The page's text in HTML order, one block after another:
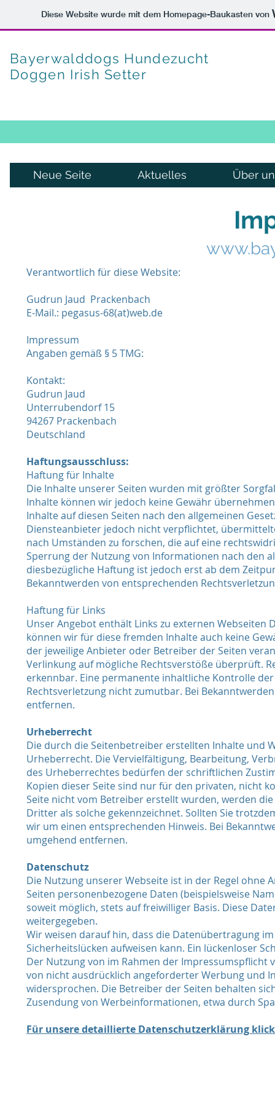
Diese Website wurde mit dem Homepage-Baukasten von
Bayerwalddogs Hundezucht
Doggen Irish Setter
Neue Seite Aktuelles Über
Verantwortlich für diese Website:
Gudrun Jaud Prackenbach
E-Mail.: pegasus-68(at)web.de
Impressum
Angaben gemäß § 5 TMG:
Kontakt:
Gudrun Jaud
Unterrubendorf 15
94267 Prackenbach
Deutschland
Haftungsausschluss:
Haftung für Inhalte
Die Inhalte unserer Seiten wurden mit größter
Inhalte können wir jedoch keine Gewähr
Inhalte auf diesen Seiten nach den allgemeinen
Diensteanbieter jedoch nicht verpflichtet,
nach Umständen zu forschen, die auf eine
Sperrung der Nutzung von Informationen nach den
diesbezügliche Haftung ist jedoch erst ab dem
Bekanntwerden von entsprechenden
Haftung für Links
Unser Angebot enthält Links zu externen
können wir für diese fremden Inhalte auch keine
der jeweilige Anbieter oder Betreiber der Seiten
Verlinkung auf mögliche Rechtsverstöße überprüft.
erkennbar. Eine permanente inhaltliche Kontrolle
Rechtsverletzung nicht zumutbar. Bei
entfernen.
Urheberrecht
Die durch die Seitenbetreiber erstellten Inhalte und
Urheberrecht. Die Vervielfältigung, Bearbeitung,
des Urheberrechtes bedürfen der schriftlichen
Kopien dieser Seite sind nur für den privaten, nicht
Seite nicht vom Betreiber erstellt wurden, werden
Dritter als solche gekennzeichnet. Sollten Sie
wir um einen entsprechenden Hinweis. Bei
umgehend entfernen.
Datenschutz
Die Nutzung unserer Webseite ist in der Regel ohne
Seiten personenbezogene Daten (beispielsweise
soweit möglich, stets auf freiwilliger Basis. Diese
weitergegeben.
Wir weisen darauf hin, dass die Datenübertragung
Sicherheitslücken aufweisen kann. Ein lückenloser
Der Nutzung von im Rahmen der
von nicht ausdrücklich angeforderter Werbung und
widersprochen. Die Betreiber der Seiten behalten
Zusendung von Werbeinformationen, etwa durch
Für unsere detaillierte Datenschutzerklärung